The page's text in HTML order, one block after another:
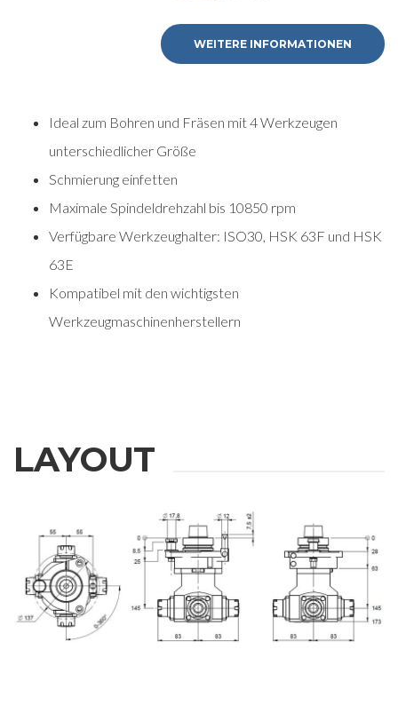
WEITERE INFORMATIONEN
Ideal zum Bohren und Fräsen mit 4 Werkzeugen
unterschiedlicher Größe
Schmierung einfetten
Maximale Spindeldrehzahl bis 10850 rpm
Verfügbare Werkzeughalter: ISO30, HSK 63F und HSK
63E
Kompatibel mit den wichtigsten
Werkzeugmaschinenherstellern
LAYOUT